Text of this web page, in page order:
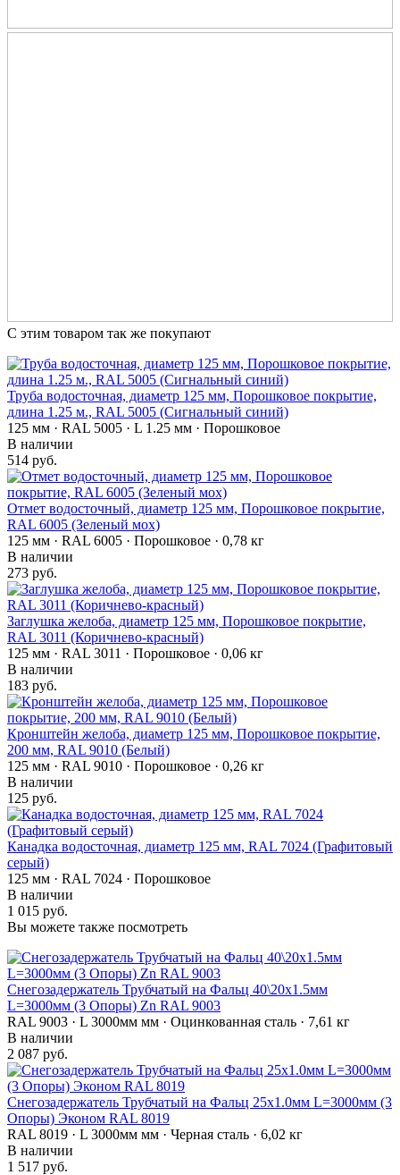
С этим товаром так же покупают
Труба водосточная, диаметр 125 мм, Порошковое покрытие,
длина 1.25 м., RAL 5005 (Сигнальный синий)
125 мм · RAL 5005 · L 1.25 мм · Порошковое
В наличии
514 руб.
Отмет водосточный, диаметр 125 мм, Порошковое покрытие,
RAL 6005 (Зеленый мох)
125 мм · RAL 6005 · Порошковое · 0,78 кг
В наличии
273 руб.
Заглушка желоба, диаметр 125 мм, Порошковое покрытие,
RAL 3011 (Коричнево-красный)
125 мм · RAL 3011 · Порошковое · 0,06 кг
В наличии
183 руб.
Кронштейн желоба, диаметр 125 мм, Порошковое покрытие,
200 мм, RAL 9010 (Белый)
125 мм · RAL 9010 · Порошковое · 0,26 кг
В наличии
125 руб.
Канадка водосточная, диаметр 125 мм, RAL 7024 (Графитовый
серый)
125 мм · RAL 7024 · Порошковое
В наличии
1 015 руб.
Вы можете также посмотреть
Снегозадержатель Трубчатый на Фальц 40\20х1.5мм
L=3000мм (3 Опоры) Zn RAL 9003
RAL 9003 · L 3000мм мм · Оцинкованная сталь · 7,61 кг
В наличии
2 087 руб.
Снегозадержатель Трубчатый на Фальц 25х1.0мм L=3000мм (3
Опоры) Эконом RAL 8019
RAL 8019 · L 3000мм мм · Черная сталь · 6,02 кг
В наличии
1 517 руб.